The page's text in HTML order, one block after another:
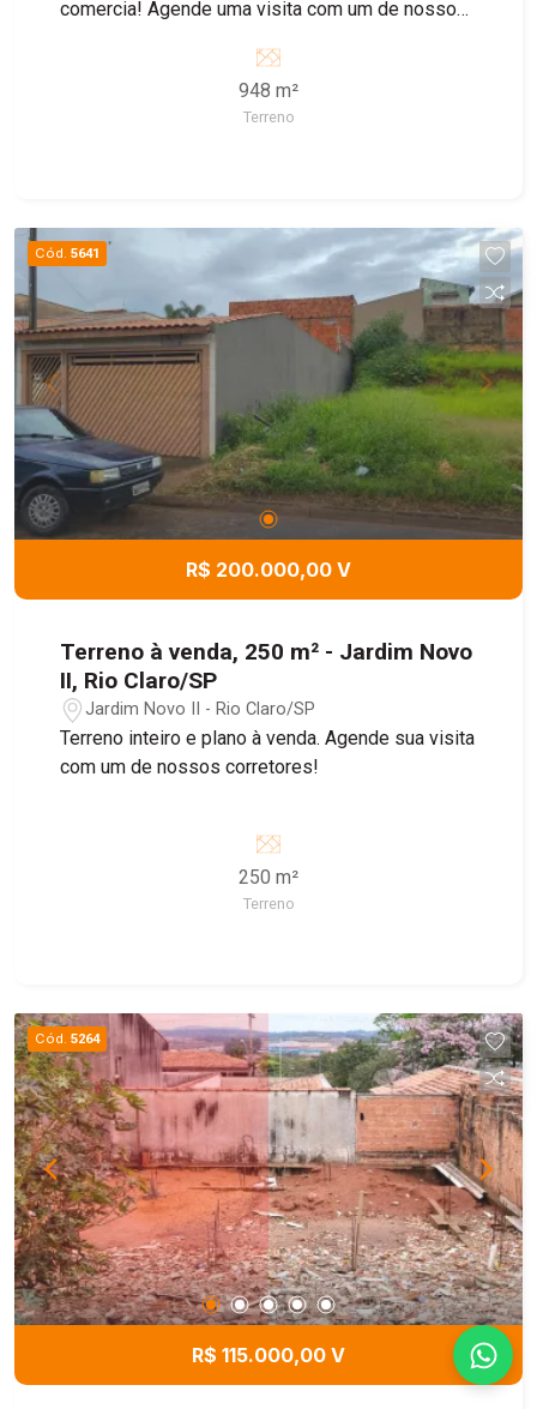
comercia! Agende uma visita com um de nossos
948 m²
Terreno
Cód. 5641
R$ 200.000,00 V
Terreno à venda, 250 m² - Jardim Novo
II, Rio Claro/SP
Jardim Novo II - Rio Claro/SP
Terreno inteiro e plano à venda. Agende sua visita
com um de nossos corretores!
250 m²
Terreno
Cód. 5264
R$ 115.000,00 V